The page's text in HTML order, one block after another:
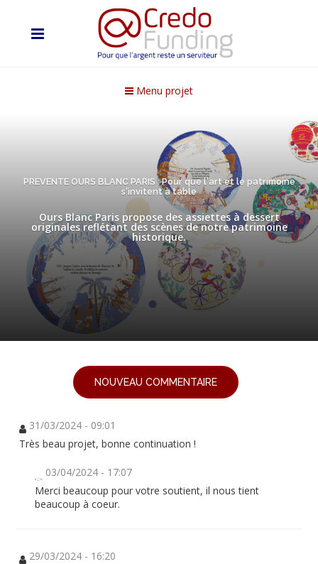
Menu projet
PREVENTE OURS BLANC PARIS : Pour que l'art et le patrimoine
s'invitent à table
Ours Blanc Paris propose des assiettes à dessert
originales reflétant des scènes de notre patrimoine
historique.
NOUVEAU COMMENTAIRE
31/03/2024 - 09:01
Très beau projet, bonne continuation !
03/04/2024 - 17:07
Merci beaucoup pour votre soutient, il nous tient
beaucoup à coeur.
29/03/2024 - 16:20